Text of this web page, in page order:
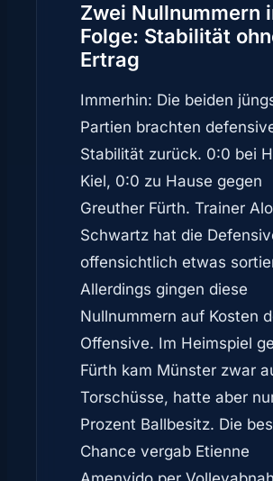
Zwei Nullnummern
Folge: Stabilität
Ertrag
Immerhin: Die beiden
Partien brachten
Stabilität zurück. 0:0 bei
Kiel, 0:0 zu Hause gegen
Greuther Fürth. Trainer
Schwartz hat die
offensichtlich etwas
Allerdings gingen diese
Nullnummern auf Kosten
Offensive. Im Heimspiel
Fürth kam Münster zwar
Torschüsse, hatte aber
Prozent Ballbesitz. Die
Chance vergab Etienne